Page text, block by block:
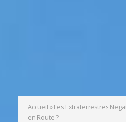
Accueil » Les Extraterrestres
en Route ?